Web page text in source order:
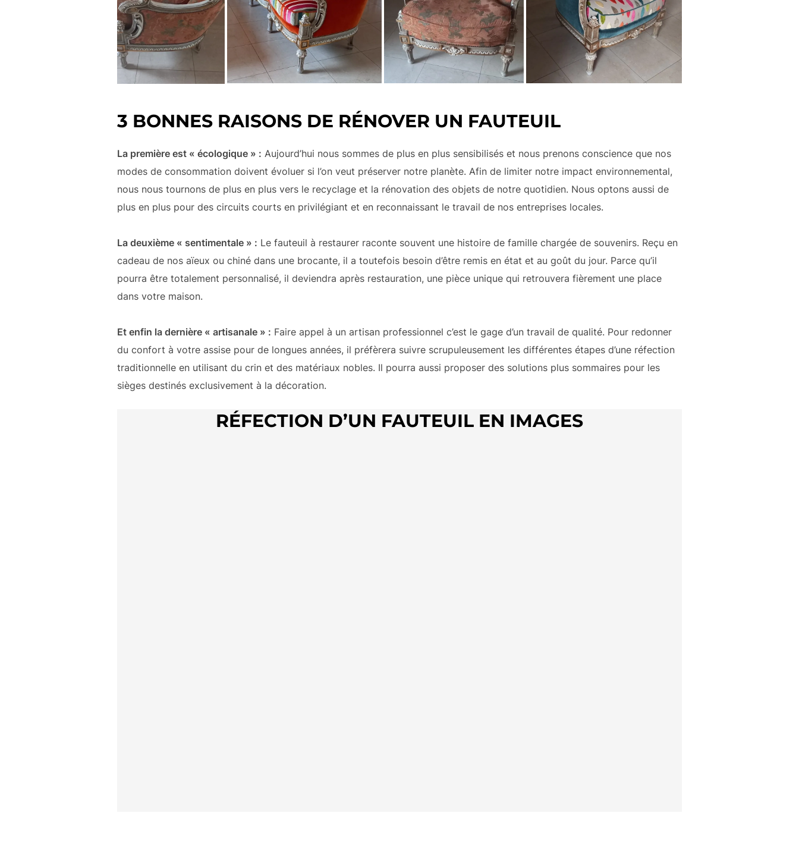
3 BONNES RAISONS DE RÉNOVER UN FAUTEUIL
La première est « écologique » : Aujourd’hui nous sommes de plus en plus sensibilisés et nous prenons conscience que nos
modes de consommation doivent évoluer si l’on veut préserver notre planète. Afin de limiter notre impact environnemental,
nous nous tournons de plus en plus vers le recyclage et la rénovation des objets de notre quotidien. Nous optons aussi de
plus en plus pour des circuits courts en privilégiant et en reconnaissant le travail de nos entreprises locales.
La deuxième « sentimentale » : Le fauteuil à restaurer raconte souvent une histoire de famille chargée de souvenirs. Reçu en
cadeau de nos aïeux ou chiné dans une brocante, il a toutefois besoin d’être remis en état et au goût du jour. Parce qu’il
pourra être totalement personnalisé, il deviendra après restauration, une pièce unique qui retrouvera fièrement une place
dans votre maison.
Et enfin la dernière « artisanale » : Faire appel à un artisan professionnel c’est le gage d’un travail de qualité. Pour redonner
du confort à votre assise pour de longues années, il préfèrera suivre scrupuleusement les différentes étapes d’une réfection
traditionnelle en utilisant du crin et des matériaux nobles. Il pourra aussi proposer des solutions plus sommaires pour les
sièges destinés exclusivement à la décoration.
RÉFECTION D’UN FAUTEUIL EN IMAGES